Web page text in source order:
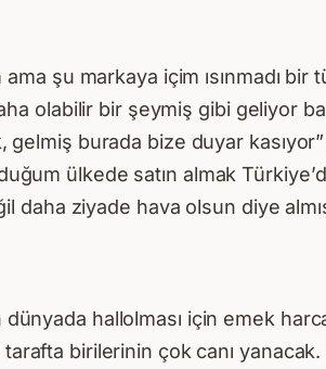
şu markaya içim ısınmadı
olabilir bir şeymiş gibi geliyor
burada bize duyar
ülkede satın almak
ziyade hava olsun diye
hallolması için emek
birilerinin çok canı